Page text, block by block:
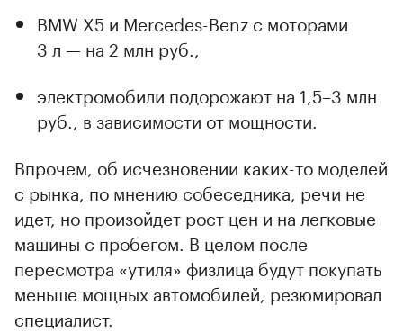
BMW X5 и Mercedes-Benz c моторами
3 л — на 2 млн руб.,
электромобили подорожают на 1,5–3 млн
руб., в зависимости от мощности.
Впрочем, об исчезновении каких-то моделей
с рынка, по мнению собеседника, речи не
идет, но произойдет рост цен и на легковые
машины с пробегом. В целом после
пересмотра «утиля» физлица будут покупать
меньше мощных автомобилей, резюмировал
специалист.